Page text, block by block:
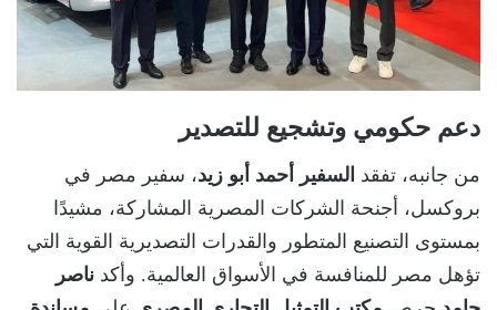
دعم حكومي وتشجيع للتصدير
من جانبه، تفقد السفير أحمد أبو زيد، سفير مصر في
بروكسل، أجنحة الشركات المصرية المشاركة، مشيدًا
بمستوى التصنيع المتطور والقدرات التصديرية القوية التي
تؤهل مصر للمنافسة في الأسواق العالمية. وأكد ناصر